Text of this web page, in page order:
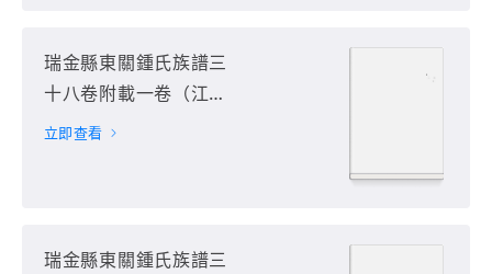
瑞金縣東關鍾氏族譜三
十八卷附載一卷（江西
省贛州市瑞金市）第9
立即查看
瑞金縣東關鍾氏族譜三